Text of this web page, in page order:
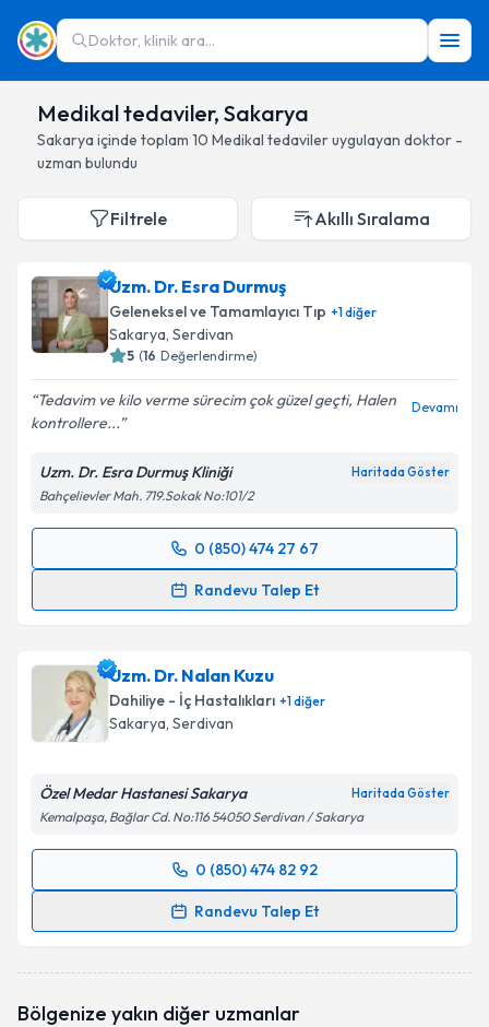
Doktor, klinik ara...
Medikal tedaviler, Sakarya
Sakarya içinde toplam 10 Medikal tedavileruygulayan doktor -
uzman bulundu
Filtrele Akıllı Sıralama
Uzm. Dr. Esra Durmuş
Geleneksel ve Tamamlayıcı Tıp +1diğer
Sakarya, Serdivan
5 (16 Değerlendirme)
Tedavim ve kilo verme sürecim çok güzel geçti, Halen
kontrollere...
Devamı
Uzm. Dr. Esra Durmuş Kliniği Haritada Göster
Bahçelievler Mah. 719.Sokak No:101/2
0 (850) 474 27 67
Randevu Talep Et
Randevu Takvimi Talebi
takvim hazırlandığında e-posta ile bilgilendireceğiz.
E-posta Adresiniz
Kişisel verilerimin işlenmesine ilişkinAydınlatma
Metni'ni okudum ve kişisel verilerimin belirtilen
kapsamda işlenmesini kabul ediyorum.
Takvim Talebini Gönder
Uzm. Dr. Nalan Kuzu
Dahiliye - İç Hastalıkları +1diğer
Sakarya, Serdivan
Özel Medar Hastanesi Sakarya Haritada Göster
Kemalpaşa, Bağlar Cd. No:116 54050 Serdivan / Sakarya
0 (850) 474 82 92
Randevu Talep Et
Randevu Takvimi Talebi
oluşturun. Size bu uzmandan randevu almanız için bir
Bölgenize yakın diğer uzmanlar